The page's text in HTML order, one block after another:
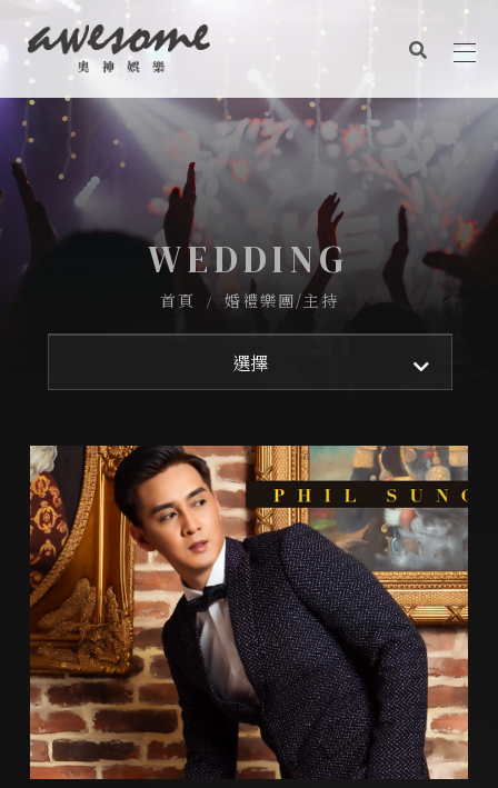
關於奧神
信念價值
服務項目
奧神作品
聯絡我們
關於奧神
奧神作品
聯絡我們
奧神觀點
CONTACT US
aemstudio2017@gmail.com
WEDDING
首頁 婚禮樂團/主持
選擇
動態錄影
新娘秘書及婚禮週邊
戶外婚禮企劃
婚禮樂團/主持
商業攝錄影